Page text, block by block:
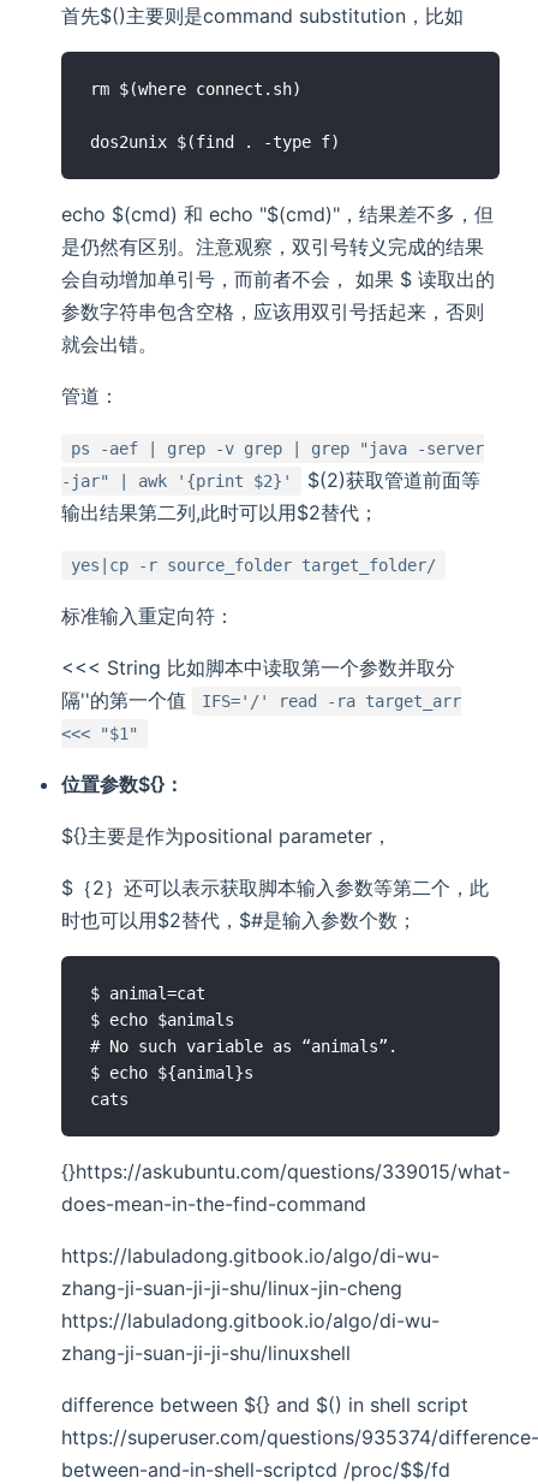
首先$()主要则是command substitution，比如
rm $(where connect.sh)
echo $(cmd) 和 echo "$(cmd)"，结果差不多，但
是仍然有区别。注意观察，双引号转义完成的结果
会自动增加单引号，而前者不会， 如果 $ 读取出的
参数字符串包含空格，应该用双引号括起来，否则
就会出错。
管道：
ps -aef | grep -v grep | grep "java -server
-jar" | awk '{print $2}'
$(2)获取管道前面等
输出结果第二列,此时可以用$2替代；
yes|cp -r source_folder target_folder/
标准输入重定向符：
<<< String 比如脚本中读取第一个参数并取分
隔''的第一个值
IFS='/' read -ra target_arr
<<< "$1"
位置参数${}：
${}主要是作为positional parameter，
$｛2｝还可以表示获取脚本输入参数等第二个，此
时也可以用$2替代，$#是输入参数个数；
$ animal=cat
$ echo $animals
# No such variable as “animals”.
$ echo ${animal}s
{}https://askubuntu.com/questions/339015/what-
does-mean-in-the-find-command
https://labuladong.gitbook.io/algo/di-wu-
zhang-ji-suan-ji-ji-shu/linux-jin-cheng
https://labuladong.gitbook.io/algo/di-wu-
zhang-ji-suan-ji-ji-shu/linuxshell
difference between ${} and $() in shell script
https://superuser.com/questions/935374/
between-and-in-shell-scriptcd /proc/$$/fd